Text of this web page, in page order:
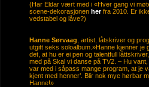
(Har Eldar vært med i «Hver gang vi
scene-dekorasjonen herfra 2010. Er
vedstabel og låve?)
Hanne Sørvaag , artist, låtskriver og
utgitt seks soloalbum.»Hanne kjenner je
det, at hu er ei pen og talentfull
med på Skal vi danse på TV2. – Hu
var med i såpass mange program, at je
kjent med henner’. Blir nok mye hørbar
Hanne!»